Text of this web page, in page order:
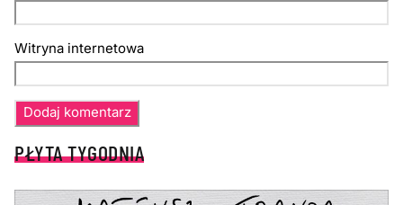
Witryna internetowa
PŁYTA TYGODNIA